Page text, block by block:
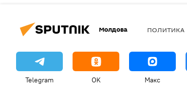
Молдова ПОЛИТИКА
Telegram OK Макс